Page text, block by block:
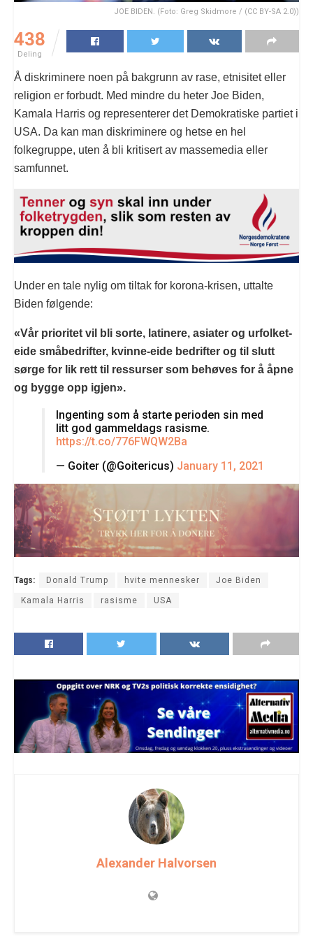
JOE BIDEN. (Foto: Greg Skidmore / (CC BY-SA 2.0))
438
Deling
Å diskriminere noen på bakgrunn av rase, etnisitet eller
religion er forbudt. Med mindre du heter Joe Biden,
Kamala Harris og representerer det Demokratiske partiet i
USA. Da kan man diskriminere og hetse en hel
folkegruppe, uten å bli kritisert av massemedia eller
samfunnet.
Under en tale nylig om tiltak for korona-krisen, uttalte
Biden følgende:
«Vår prioritet vil bli sorte, latinere, asiater og urfolket-
eide småbedrifter, kvinne-eide bedrifter og til slutt
sørge for lik rett til ressurser som behøves for å åpne
og bygge opp igjen».
Ingenting som å starte perioden sin med
litt god gammeldags rasisme.
https://t.co/776FWQW2Ba
— Goiter (@Goitericus) January 11, 2021
Tags: Donald Trump hvite mennesker Joe Biden
Kamala Harris rasisme USA
Alexander Halvorsen